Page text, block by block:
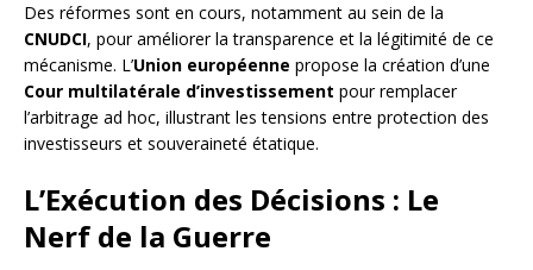
Des réformes sont en cours, notamment au sein de la
CNUDCI, pour améliorer la transparence et la légitimité de ce
mécanisme. L’Union européenne propose la création d’une
Cour multilatérale d’investissement pour remplacer
l’arbitrage ad hoc, illustrant les tensions entre protection des
investisseurs et souveraineté étatique.
L’Exécution des Décisions : Le
Nerf de la Guerre